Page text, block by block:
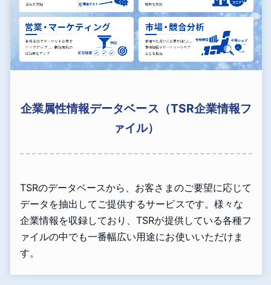
企業属性情報データベース（TSR企業情報フ
ァイル）
TSRのデータベースから、お客さまのご要望に応じて
データを抽出してご提供するサービスです。様々な
企業情報を収録しており、TSRが提供している各種フ
ァイルの中でも一番幅広い用途にお使いいただけま
す。